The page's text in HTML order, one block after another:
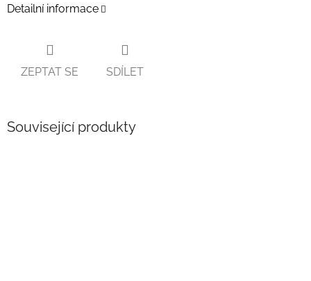
Detailní informace
ZEPTAT SE SDÍLET
Související produkty